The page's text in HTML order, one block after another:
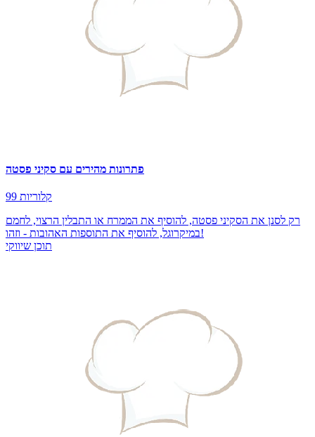
פתרונות מהירים עם סקיני פסטה
99 קלוריות
רק לסנן את הסקיני פסטה, להוסיף את הממרח או התבלין הרצוי, לחמם
במיקרוגל, להוסיף את התוספות האהובות - וזהו!
תוכן שיווקי